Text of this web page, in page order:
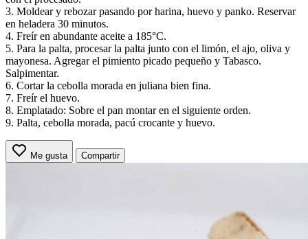
3. Moldear y rebozar pasando por harina, huevo y panko. Reservar
en heladera 30 minutos.
4. Freír en abundante aceite a 185°C.
5. Para la palta, procesar la palta junto con el limón, el ajo, oliva y
mayonesa. Agregar el pimiento picado pequeño y Tabasco.
Salpimentar.
6. Cortar la cebolla morada en juliana bien fina.
7. Freír el huevo.
8. Emplatado: Sobre el pan montar en el siguiente orden.
9. Palta, cebolla morada, pacú crocante y huevo.
Me gusta Compartir